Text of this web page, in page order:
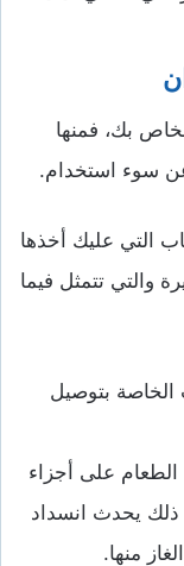
بك، فمنها
عن سوء استخدام.
التي عليك أخذها
والتي تتمثل فيما
الخاصة بتوصيل
الطعام على أجزاء
ذلك يحدث انسداد
منها.